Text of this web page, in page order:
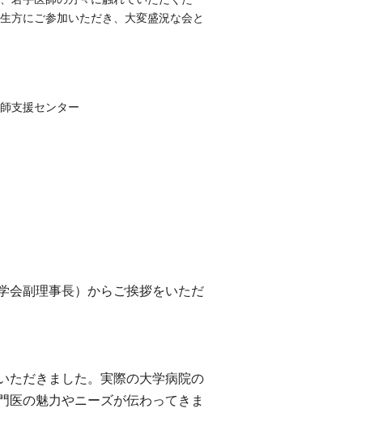
方にご参加いただき、大変盛況な会と
支援センター
会副理事長）からご挨拶をいただ
ただきました。実際の大学病院の
医の魅力やニーズが伝わってきま